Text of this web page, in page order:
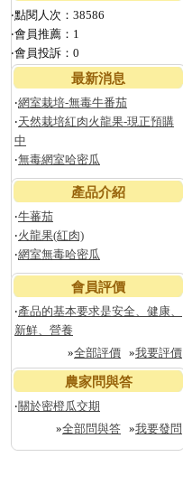
‧點閱人次：38586
‧會員推薦：1
‧會員投訴：0
最新消息
‧網室栽培-無毒牛番茄
‧天然栽培紅肉火龍果-現正預購
中
‧無毒網室哈密瓜
產品介紹
‧牛蕃茄
‧火龍果(紅肉)
‧網室無毒哈密瓜
會員評價
‧產品的基本要求是安全、健康、
新鮮、營養
»全部評價 »我要評價
農家問與答
‧關於密橙瓜交期
»全部問與答 »我要發問